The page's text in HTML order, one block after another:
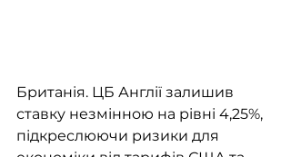
Британія. ЦБ Англії залишив
ставку незмінною на рівні 4,25%,
підкреслюючи ризики для